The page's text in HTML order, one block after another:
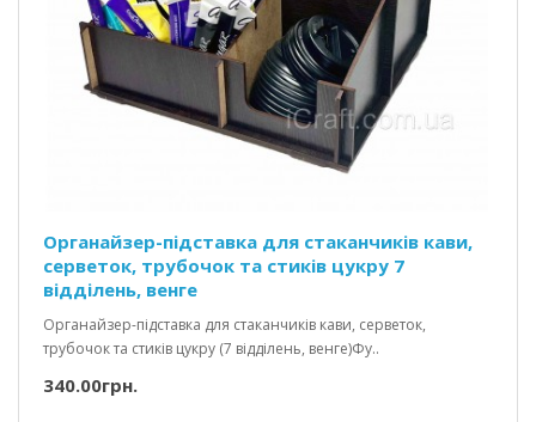
Органайзер-підставка для стаканчиків кави,
серветок, трубочок та стиків цукру 7
відділень, венге
Органайзер-підставка для стаканчиків кави, серветок,
трубочок та стиків цукру (7 відділень, венге)Фу..
340.00грн.